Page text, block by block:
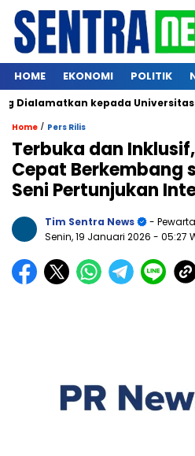
HOME EKONOMI POLITIK
kepada Universitas
Home / Pers Rilis
Terbuka dan
Cepat Berkembang
Seni Pertunjukan
Tim Sentra News
- Pewarta
Senin, 19 Januari 2026 - 05:27